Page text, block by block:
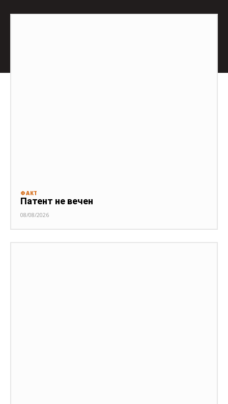
ФАКТ
Патент не вечен
08/08/2026